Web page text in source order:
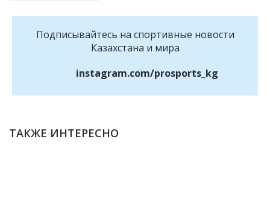
Подписывайтесь на cпортивные новости
Казахстана и мира
instagram.com/prosports_kg
ТАКЖЕ ИНТЕРЕСНО